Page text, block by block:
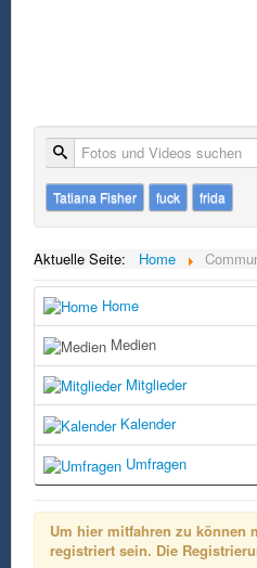
Suche
Tatiana Fisher fuck frida
Aktuelle Seite: Home
Home
Medien
Mitglieder
Kalender
Umfragen
Um hier mitfahren zu können
registriert sein. Die